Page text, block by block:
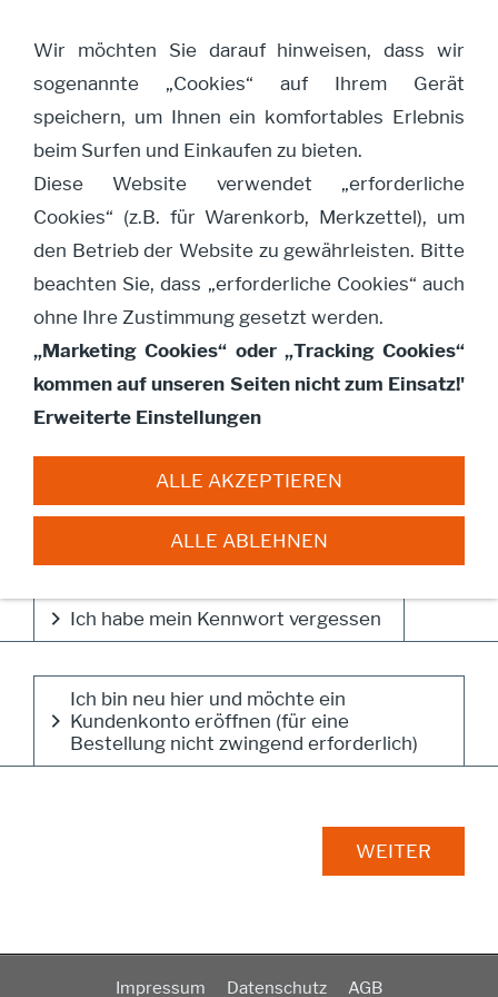
Navigation öffnen
Anmeldung
Ich habe bereits ein Konto
Bitte melden Sie sich mit Ihrem Kennwort an.
E-Mail Adresse:
Ich habe mein Kennwort vergessen
Ich bin neu hier und möchte ein
Kundenkonto eröffnen (für eine
Bestellung nicht zwingend erforderlich)
Impressum Datenschutz AGB
Wir möchten Sie darauf hinweisen, dass wir
sogenannte „Cookies“ auf Ihrem Gerät
speichern, um Ihnen ein komfortables Erlebnis
beim Surfen und Einkaufen zu bieten.
Diese Website verwendet „erforderliche
Cookies“ (z.B. für Warenkorb, Merkzettel), um
den Betrieb der Website zu gewährleisten. Bitte
beachten Sie, dass „erforderliche Cookies“ auch
ohne Ihre Zustimmung gesetzt werden.
„Marketing Cookies“ oder „Tracking Cookies“
kommen auf unseren Seiten nicht zum Einsatz!'
Erweiterte Einstellungen
ALLE AKZEPTIEREN
ALLE ABLEHNEN